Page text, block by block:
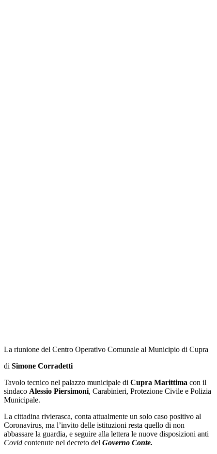
La riunione del Centro Operativo Comunale al Municipio di Cupra
di Simone Corradetti
Tavolo tecnico nel palazzo municipale di Cupra Marittima con il
sindaco Alessio Piersimoni, Carabinieri, Protezione Civile e Polizia
Municipale.
La cittadina rivierasca, conta attualmente un solo caso positivo al
Coronavirus, ma l’invito delle istituzioni resta quello di non
abbassare la guardia, e seguire alla lettera le nuove disposizioni anti
Covid contenute nel decreto del Governo Conte.